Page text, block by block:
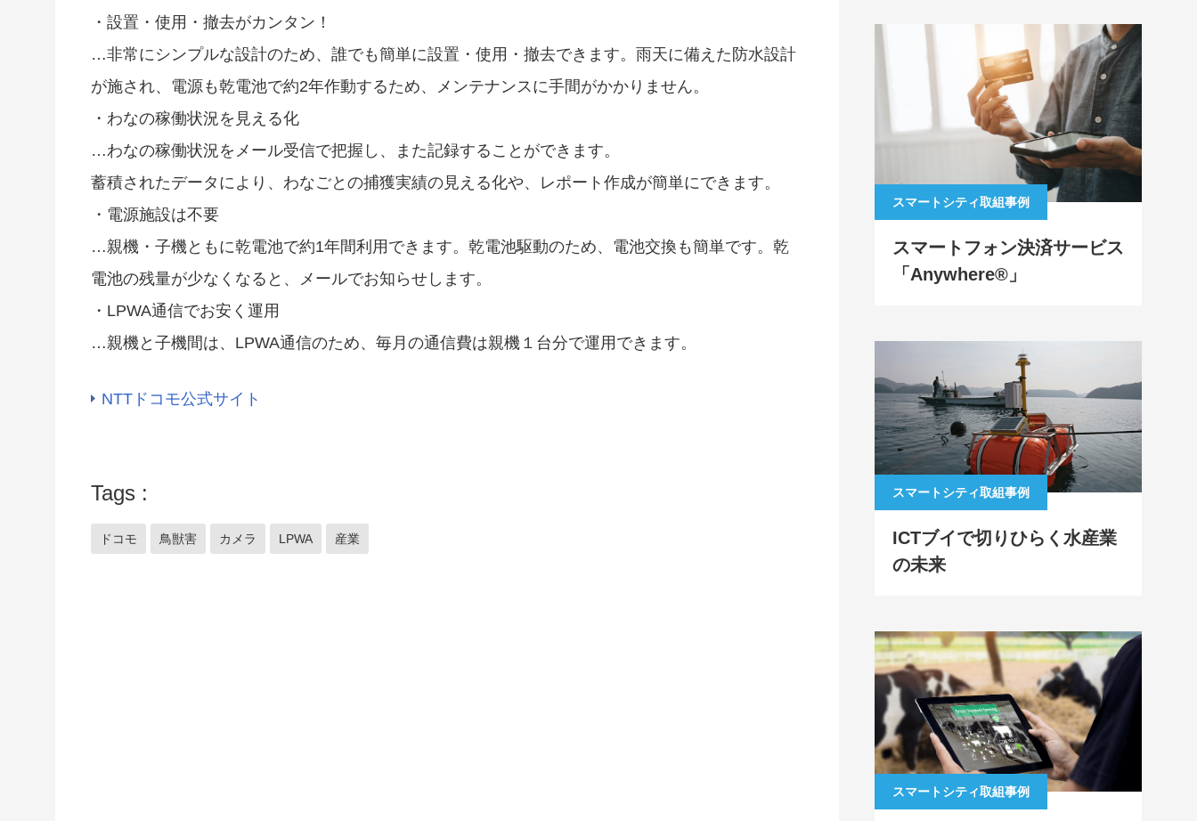
・設置・使用・撤去がカンタン！
…非常にシンプルな設計のため、誰でも簡単に設置・使用・撤去できます。雨天に備えた防水設計
が施され、電源も乾電池で約2年作動するため、メンテナンスに手間がかかりません。
・わなの稼働状況を見える化
…わなの稼働状況をメール受信で把握し、また記録することができます。
蓄積されたデータにより、わなごとの捕獲実績の見える化や、レポート作成が簡単にできます。
・電源施設は不要
…親機・子機ともに乾電池で約1年間利用できます。乾電池駆動のため、電池交換も簡単です。乾
電池の残量が少なくなると、メールでお知らせします。
・LPWA通信でお安く運用
…親機と子機間は、LPWA通信のため、毎月の通信費は親機１台分で運用できます。
NTTドコモ公式サイト
Tags
ドコモ 鳥獣害 カメラ LPWA 産業
スマートシティ取組事例
スマートフォン決済サービス
「Anywhere®」
スマートシティ取組事例
ICTブイで切りひらく水産業
の未来
スマートシティ取組事例